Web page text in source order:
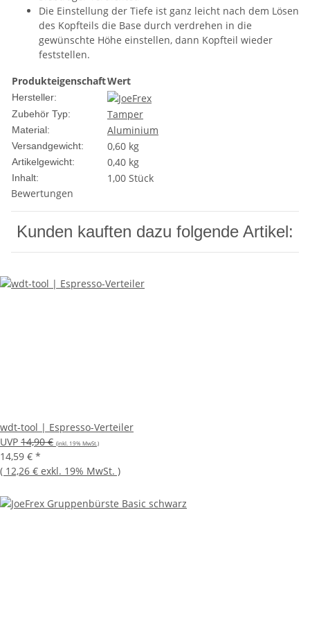
Die Einstellung der Tiefe ist ganz leicht nach dem Lösen
des Kopfteils die Base durch verdrehen in die
gewünschte Höhe einstellen, dann Kopfteil wieder
feststellen.
ProdukteigenschaftWert
Hersteller:
Zubehör Typ:
Tamper
Material: Aluminium
Versandgewicht: 0,60 kg
Artikelgewicht: 0,40 kg
Inhalt:
1,00 Stück
Bewertungen
Kunden kauften dazu folgende Artikel:
wdt-tool | Espresso-Verteiler
UVP 14,90 € (inkl. 19% MwSt.)
14,59 € *
( 12,26 € exkl. 19% MwSt. )